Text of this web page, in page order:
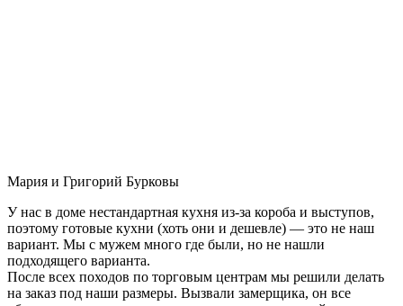
Мария и Григорий Бурковы
У нас в доме нестандартная кухня из-за короба и выступов,
поэтому готовые кухни (хоть они и дешевле) — это не наш
вариант. Мы с мужем много где были, но не нашли
подходящего варианта.
После всех походов по торговым центрам мы решили делать
на заказ под наши размеры. Вызвали замерщика, он все